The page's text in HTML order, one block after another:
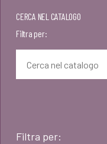
CERCA NEL CATALOGO
Filtra per:
Filtra per: